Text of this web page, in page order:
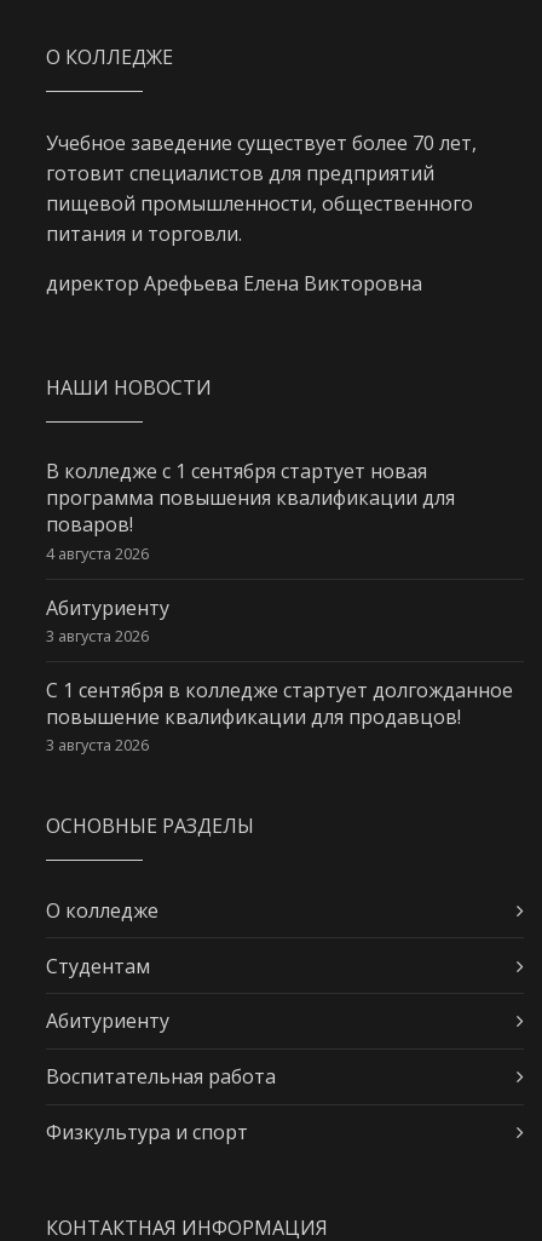
О КОЛЛЕДЖЕ
Учебное заведение существует более 70 лет,
готовит специалистов для предприятий
пищевой промышленности, общественного
питания и торговли.
директор Арефьева Елена Викторовна
НАШИ НОВОСТИ
В колледже с 1 сентября стартует новая
программа повышения квалификации для
поваров!
4 августа 2026
Абитуриенту
3 августа 2026
С 1 сентября в колледже стартует долгожданное
повышение квалификации для продавцов!
3 августа 2026
ОСНОВНЫЕ РАЗДЕЛЫ
О колледже
Студентам
Абитуриенту
Воспитательная работа
Физкультура и спорт
КОНТАКТНАЯ ИНФОРМАЦИЯ